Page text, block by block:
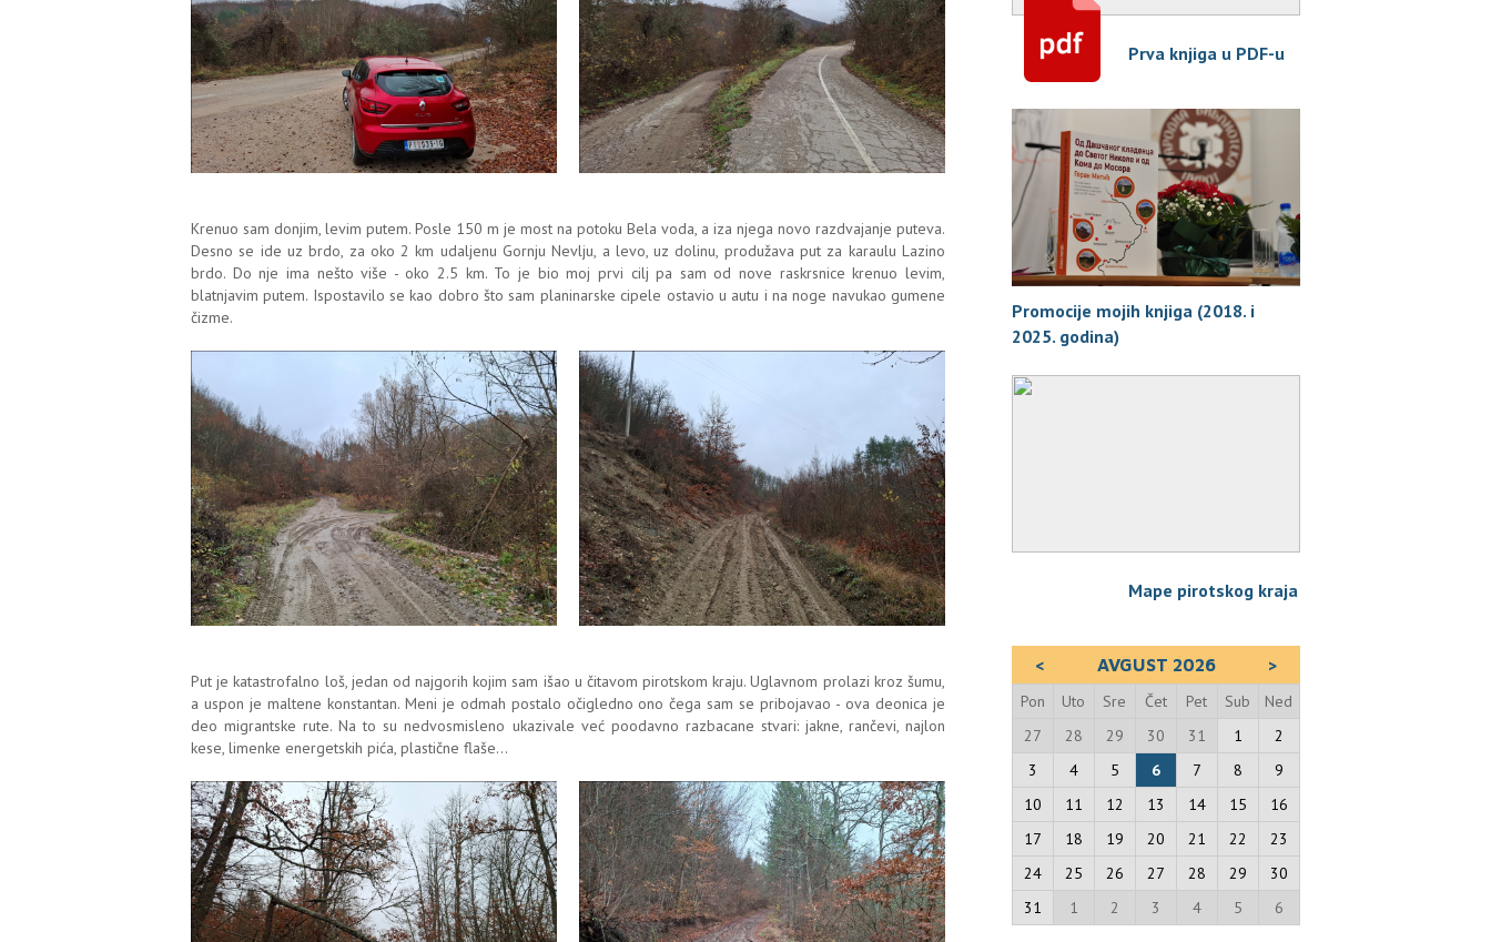
Krenuo sam donjim, levim putem. Posle 150 m je most na potoku Bela voda, a iza njega novo razdvajanje puteva.
Desno se ide uz brdo, za oko 2 km udaljenu Gornju Nevlju, a levo, uz dolinu, produžava put za karaulu Lazino
brdo. Do nje ima nešto više - oko 2.5 km. To je bio moj prvi cilj pa sam od nove raskrsnice krenuo levim,
blatnjavim putem. Ispostavilo se kao dobro što sam planinarske cipele ostavio u autu i na noge navukao gumene
čizme.
Put je katastrofalno loš, jedan od najgorih kojim sam išao u čitavom pirotskom kraju. Uglavnom prolazi kroz šumu,
a uspon je maltene konstantan. Meni je odmah postalo očigledno ono čega sam se pribojavao - ova deonica je
deo migrantske rute. Na to su nedvosmisleno ukazivale već poodavno razbacane stvari: jakne, rančevi, najlon
kese, limenke energetskih pića, plastične flaše...
Prva knjiga u PDF-u
Promocije mojih knjiga (2018. i
2025. godina)
Mape pirotskog kraja
< AVGUST 2026
>
Pon
Uto Sre Čet Pet Sub
Ned
27
28 29 30 31 1
2
3
4 5 6 7 8
9
10
11 12 13 14 15
16
17
18 19 20 21 22
23
24
25 26 27 28 29
30
31
1 2 3 4 5 6